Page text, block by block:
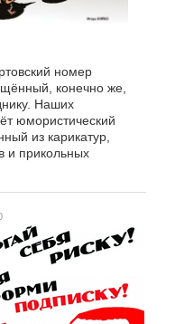
номер
конечно же,
юмористический
из карикатур,
и прикольных